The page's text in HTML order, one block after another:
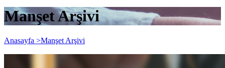
Manşet Arşivi
Anasayfa >Manşet Arşivi